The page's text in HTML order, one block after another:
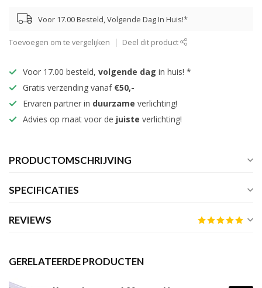
Voor 17.00 Besteld, Volgende Dag In Huis!*
Toevoegen om te vergelijken Deel dit product
Voor 17.00 besteld, volgende dag in huis! *
Gratis verzending vanaf €50,-
Ervaren partner in duurzame verlichting!
Advies op maat voor de juiste verlichting!
PRODUCTOMSCHRIJVING
SPECIFICATIES
REVIEWS
GERELATEERDE PRODUCTEN